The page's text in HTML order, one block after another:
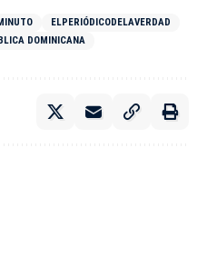
ELPERIÓDICODELAVERDAD
DOMINICANA